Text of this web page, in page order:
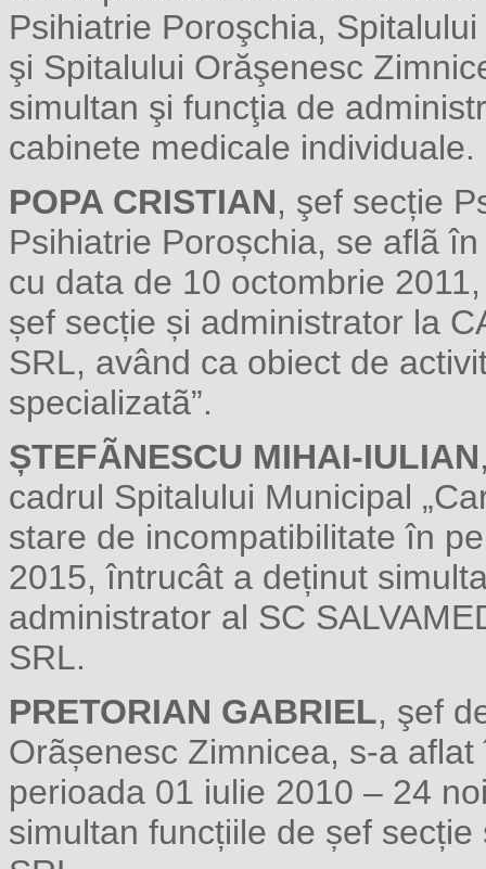
Psihiatrie Poroşchia,
şi Spitalului Orăşenesc
simultan şi funcţia de
cabinete medicale individuale.
POPA CRISTIAN, şef secție
Psihiatrie Poroșchia, se aflã
cu data de 10 octombrie
șef secție și administrator la
SRL, având ca obiect de
specializatã”.
ȘTEFÃNESCU MIHAI-IULIAN
cadrul Spitalului Municipal
stare de incompatibilitate în
2015, întrucât a deținut
administrator al SC
SRL.
PRETORIAN GABRIEL, şef
Orãșenesc Zimnicea, s-a
perioada 01 iulie 2010 – 24
simultan funcțiile de șef